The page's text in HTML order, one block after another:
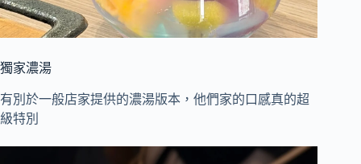
獨家濃湯
有別於一般店家提供的濃湯版本，他們家的口感真的超
級特別